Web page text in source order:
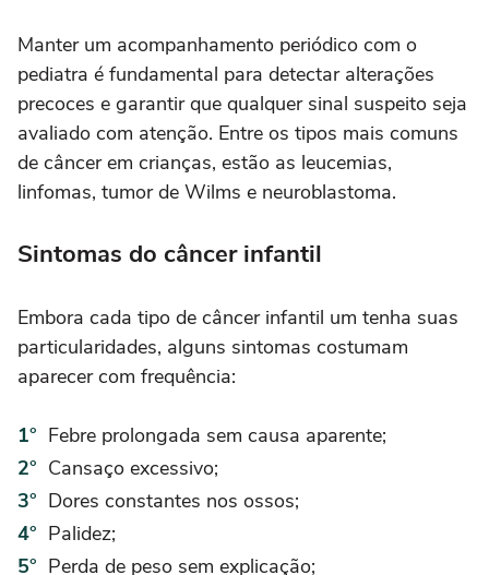
Manter um acompanhamento periódico com o
pediatra é fundamental para detectar alterações
precoces e garantir que qualquer sinal suspeito seja
avaliado com atenção. Entre os tipos mais comuns
de câncer em crianças, estão as leucemias,
linfomas, tumor de Wilms e neuroblastoma.
Sintomas do câncer infantil
Embora cada tipo de câncer infantil um tenha suas
particularidades, alguns sintomas costumam
aparecer com frequência:
Febre prolongada sem causa aparente;
Cansaço excessivo;
Dores constantes nos ossos;
Palidez;
Perda de peso sem explicação;